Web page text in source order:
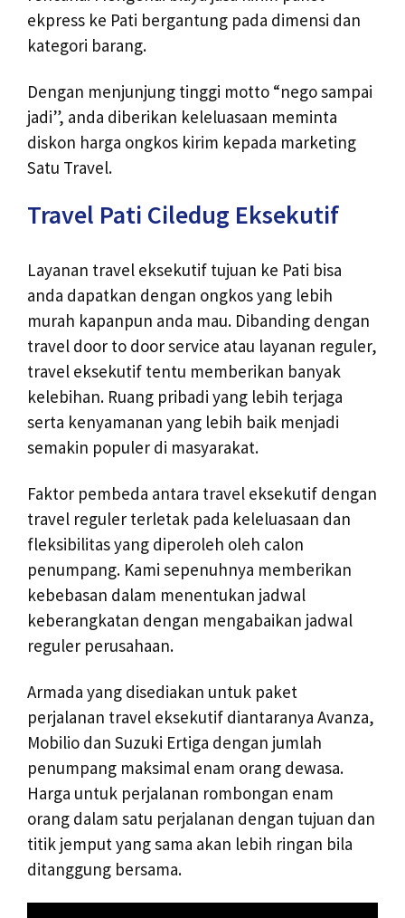
ekpress ke Pati bergantung pada dimensi dan
kategori barang.
Dengan menjunjung tinggi motto “nego sampai
jadi”, anda diberikan keleluasaan meminta
diskon harga ongkos kirim kepada marketing
Satu Travel.
Travel Pati Ciledug Eksekutif
Layanan travel eksekutif tujuan ke Pati bisa
anda dapatkan dengan ongkos yang lebih
murah kapanpun anda mau. Dibanding dengan
travel door to door service atau layanan reguler,
travel eksekutif tentu memberikan banyak
kelebihan. Ruang pribadi yang lebih terjaga
serta kenyamanan yang lebih baik menjadi
semakin populer di masyarakat.
Faktor pembeda antara travel eksekutif dengan
travel reguler terletak pada keleluasaan dan
fleksibilitas yang diperoleh oleh calon
penumpang. Kami sepenuhnya memberikan
kebebasan dalam menentukan jadwal
keberangkatan dengan mengabaikan jadwal
reguler perusahaan.
Armada yang disediakan untuk paket
perjalanan travel eksekutif diantaranya Avanza,
Mobilio dan Suzuki Ertiga dengan jumlah
penumpang maksimal enam orang dewasa.
Harga untuk perjalanan rombongan enam
orang dalam satu perjalanan dengan tujuan dan
titik jemput yang sama akan lebih ringan bila
ditanggung bersama.